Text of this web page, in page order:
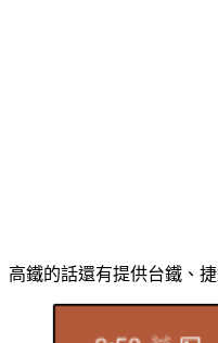
高鐵的話還有提供台鐵、